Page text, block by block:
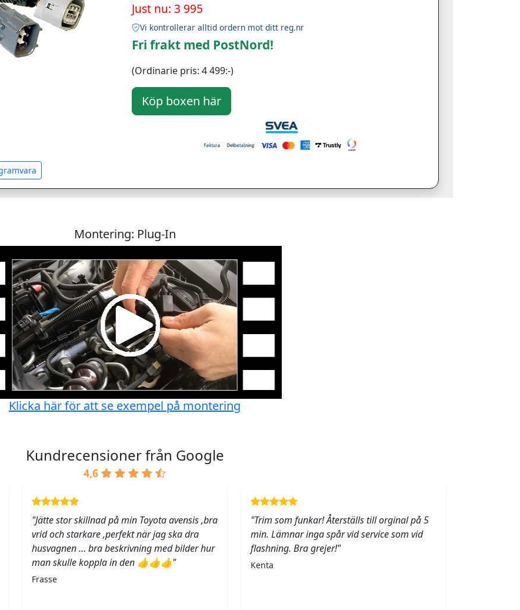
Just nu: 3 995
Vi kontrollerar alltid ordern mot ditt reg.nr
Fri frakt med PostNord!
(Ordinarie pris: 4 499:-)
Montering: Plug-In
Klicka här för att se exempel på montering
Kundrecensioner från Google
4,6
"Jätte stor skillnad på min Toyota avensis ,bra
vrid och starkare ,perfekt när jag ska dra
husvagnen … bra beskrivning med bilder hur
man skulle koppla in den 👍👍👍"
Frasse
"Trim som funkar! Återställs till orginal på 5
min. Lämnar inga spår vid service som vid
flashning. Bra grejer!"
Kenta